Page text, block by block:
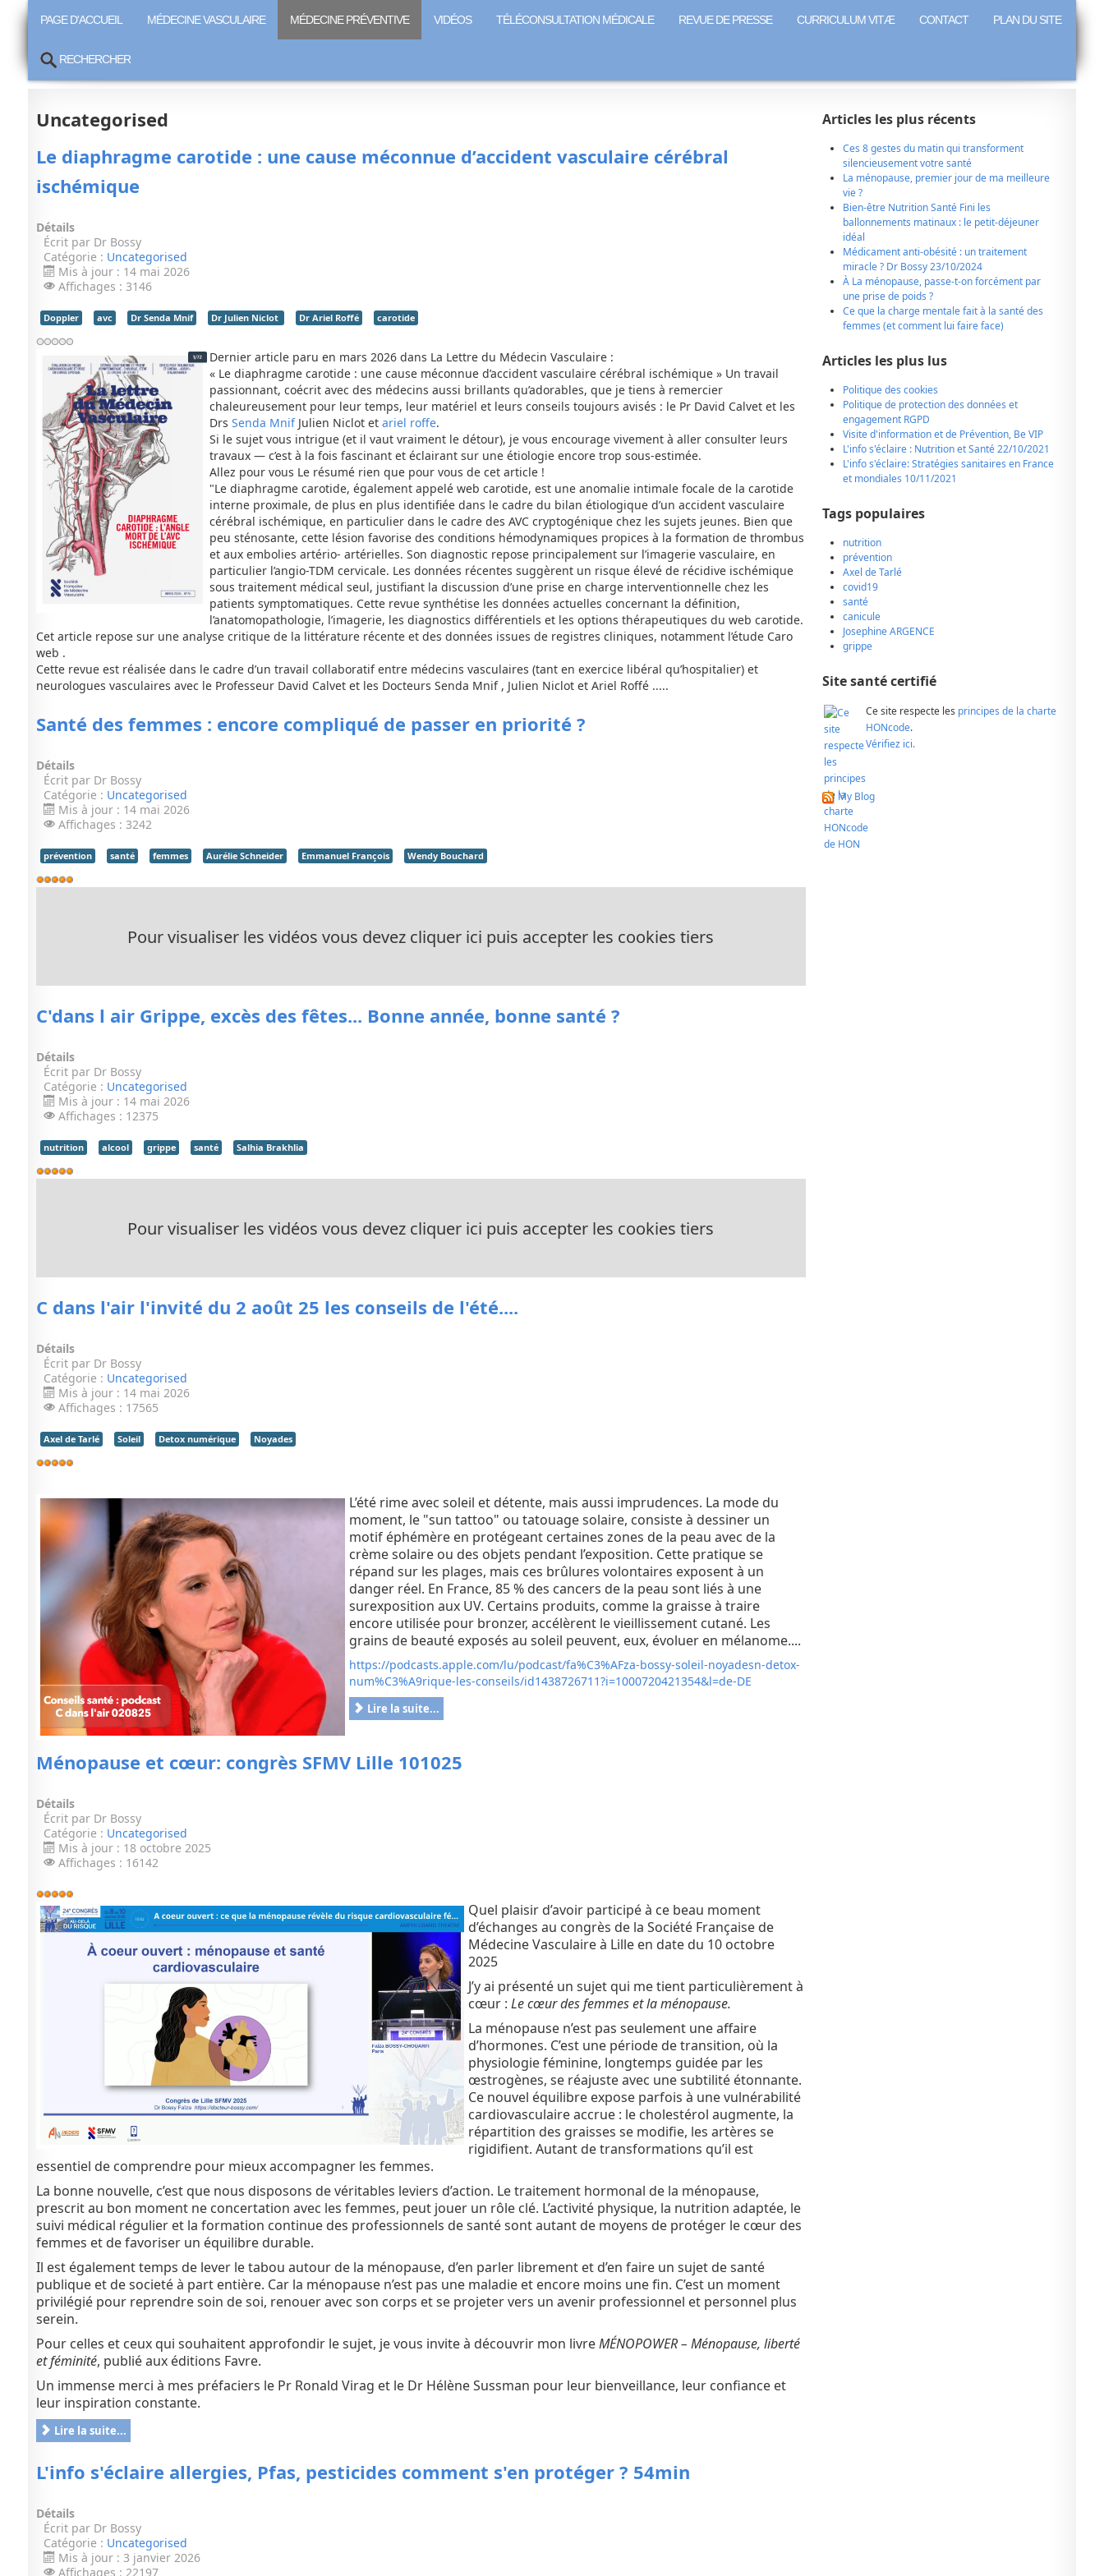
PAGE D'ACCUEIL MÉDECINE VASCULAIRE MÉDECINE PRÉVENTIVE VIDÉOS TÉLÉCONSULTATION MÉDICALE REVUE DE PRESSE CURRICULUM VITÆ CONTACT PLAN DU SITE
RECHERCHER
Uncategorised
Le diaphragme carotide : une cause méconnue d’accident vasculaire cérébral
ischémique
Détails
Écrit par Dr Bossy
Catégorie : Uncategorised
Mis à jour : 14 mai 2026
Affichages : 3146
Doppler avc Dr Senda Mnif Dr Julien Niclot Dr Ariel Roffé carotide
Dernier article paru en mars 2026 dans La Lettre du Médecin Vasculaire :
« Le diaphragme carotide : une cause méconnue d’accident vasculaire cérébral ischémique » Un travail
passionnant, coécrit avec des médecins aussi brillants qu’adorables, que je tiens à remercier
chaleureusement pour leur temps, leur matériel et leurs conseils toujours avisés : le Pr David Calvet et les
Drs Senda MnifJulien Niclot et ariel roffe.
Si le sujet vous intrigue (et il vaut vraiment le détour), je vous encourage vivement à aller consulter leurs
travaux — c’est à la fois fascinant et éclairant sur une étiologie encore trop sous-estimée.
Allez pour vous Le résumé rien que pour vous de cet article !
"Le diaphragme carotide, également appelé web carotide, est une anomalie intimale focale de la carotide
interne proximale, de plus en plus identifiée dans le cadre du bilan étiologique d’un accident vasculaire
cérébral ischémique, en particulier dans le cadre des AVC cryptogénique chez les sujets jeunes. Bien que
peu sténosante, cette lésion favorise des conditions hémodynamiques propices à la formation de thrombus
et aux embolies artério- artérielles. Son diagnostic repose principalement sur l’imagerie vasculaire, en
particulier l’angio-TDM cervicale. Les données récentes suggèrent un risque élevé de récidive ischémique
sous traitement médical seul, justifiant la discussion d’une prise en charge interventionnelle chez les
patients symptomatiques. Cette revue synthétise les données actuelles concernant la définition,
l’anatomopathologie, l’imagerie, les diagnostics différentiels et les options thérapeutiques du web carotide.
Cet article repose sur une analyse critique de la littérature récente et des données issues de registres cliniques, notamment l’étude Caro
web .
Cette revue est réalisée dans le cadre d’un travail collaboratif entre médecins vasculaires (tant en exercice libéral qu’hospitalier) et
neurologues vasculaires avec le Professeur David Calvet et les Docteurs Senda Mnif , Julien Niclot et Ariel Roffé .....
Santé des femmes : encore compliqué de passer en priorité ?
Détails
Écrit par Dr Bossy
Catégorie : Uncategorised
Mis à jour : 14 mai 2026
Affichages : 3242
prévention santé femmes Aurélie Schneider Emmanuel François Wendy Bouchard
Vote
Pour visualiser les vidéos vous devez cliquer ici puis accepter les cookies tiers
C'dans l air Grippe, excès des fêtes... Bonne année, bonne santé ?
Détails
Écrit par Dr Bossy
Catégorie : Uncategorised
Mis à jour : 14 mai 2026
Affichages : 12375
nutrition alcool grippe santé Salhia Brakhlia
Vote
Pour visualiser les vidéos vous devez cliquer ici puis accepter les cookies tiers
C dans l'air l'invité du 2 août 25 les conseils de l'été....
Détails
Écrit par Dr Bossy
Catégorie : Uncategorised
Mis à jour : 14 mai 2026
Affichages : 17565
Axel de Tarlé Soleil Detox numérique Noyades
Vote
L’été rime avec soleil et détente, mais aussi imprudences. La mode du
moment, le "sun tattoo" ou tatouage solaire, consiste à dessiner un
motif éphémère en protégeant certaines zones de la peau avec de la
crème solaire ou des objets pendant l’exposition. Cette pratique se
répand sur les plages, mais ces brûlures volontaires exposent à un
danger réel. En France, 85 % des cancers de la peau sont liés à une
surexposition aux UV. Certains produits, comme la graisse à traire
encore utilisée pour bronzer, accélèrent le vieillissement cutané. Les
grains de beauté exposés au soleil peuvent, eux, évoluer en mélanome....
https://podcasts.apple.com/lu/podcast/fa%C3%AFza-bossy-soleil-noyadesn-detox-
num%C3%A9rique-les-conseils/id1438726711?i=1000720421354&l=de-DE
Lire la suite...
Ménopause et cœur: congrès SFMV Lille 101025
Détails
Écrit par Dr Bossy
Catégorie : Uncategorised
Mis à jour : 18 octobre 2025
Affichages : 16142
Vote
utilisateur:5/5
Quel plaisir d’avoir participé à ce beau moment
d’échanges au congrès de la Société Française de
Médecine Vasculaire à Lille en date du 10 octobre
2025
J’y ai présenté un sujet qui me tient particulièrement à
cœur : Le cœur des femmes et la ménopause.
La ménopause n’est pas seulement une affaire
d’hormones. C’est une période de transition, où la
physiologie féminine, longtemps guidée par les
œstrogènes, se réajuste avec une subtilité étonnante.
Ce nouvel équilibre expose parfois à une vulnérabilité
cardiovasculaire accrue : le cholestérol augmente, la
répartition des graisses se modifie, les artères se
rigidifient. Autant de transformations qu’il est
essentiel de comprendre pour mieux accompagner les femmes.
La bonne nouvelle, c’est que nous disposons de véritables leviers d’action. Le traitement hormonal de la ménopause,
prescrit au bon moment ne concertation avec les femmes, peut jouer un rôle clé. L’activité physique, la nutrition adaptée, le
suivi médical régulier et la formation continue des professionnels de santé sont autant de moyens de protéger le cœur des
femmes et de favoriser un équilibre durable.
Il est également temps de lever le tabou autour de la ménopause, d’en parler librement et d’en faire un sujet de santé
publique et de societé à part entière. Car la ménopause n’est pas une maladie et encore moins une fin. C’est un moment
privilégié pour reprendre soin de soi, renouer avec son corps et se projeter vers un avenir professionnel et personnel plus
serein.
Pour celles et ceux qui souhaitent approfondir le sujet, je vous invite à découvrir mon livreMÉNOPOWER – Ménopause, liberté
et féminité, publié aux éditions Favre.
Un immense merci à mes préfaciers le Pr Ronald Virag et le Dr Hélène Sussman pour leur bienveillance, leur confiance et
leur inspiration constante.
Lire la suite...
L'info s'éclaire allergies, Pfas, pesticides comment s'en protéger ? 54min
Détails
Écrit par Dr Bossy
Catégorie : Uncategorised
Mis à jour : 3 janvier 2026
Affichages : 22197
Articles les plus récents
Ces 8 gestes du matin qui transforment
silencieusement votre santé
La ménopause, premier jour de ma meilleure
vie ?
Bien-être Nutrition Santé Fini les
ballonnements matinaux : le petit-déjeuner
idéal
Médicament anti-obésité : un traitement
miracle ? Dr Bossy 23/10/2024
À La ménopause, passe-t-on forcément par
une prise de poids ?
Ce que la charge mentale fait à la santé des
femmes (et comment lui faire face)
Articles les plus lus
Politique des cookies
Politique de protection des données et
engagement RGPD
Visite d'information et de Prévention, Be VIP
L'info s'éclaire : Nutrition et Santé 22/10/2021
L'info s'éclaire: Stratégies sanitaires en France
et mondiales 10/11/2021
Tags populaires
nutrition
prévention
Axel de Tarlé
covid19
santé
canicule
Josephine ARGENCE
grippe
Site santé certifié
Ce site respecte les principes de la charte
HONcode.
Vérifiez ici.
My Blog